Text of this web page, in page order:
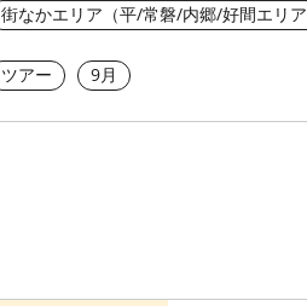
街なかエリア（平/常磐/内郷/好間エリア
ツアー 9月